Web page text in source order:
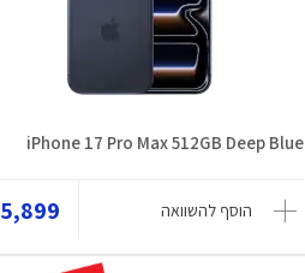
iPhone 17 Pro Max 512GB Deep Blue
הוסף להשוואה 5,899 ₪